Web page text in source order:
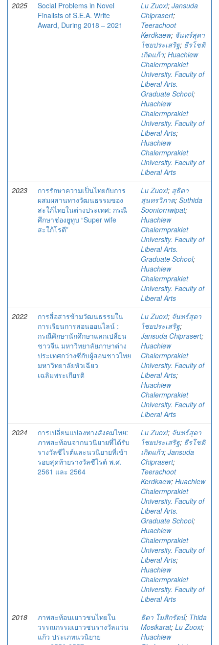
2025
Social Problems in Novel
Finalists of S.E.A. Write
Award, During 2018 – 2021
Lu Zuoxi; Jansuda
Chiprasert;
Teerachoot
Kerdkaew; จันทร์สุดา
ไชยประเสริฐ; ธีรโชติ
เกิดแก้ว; Huachiew
Chalermprakiet
University. Faculty of
Liberal Arts.
Graduate School;
Huachiew
Chalermprakiet
University. Faculty of
Liberal Arts;
Huachiew
Chalermprakiet
University. Faculty of
Liberal Arts
2023
การรักษาความเป็นไทยกับการ
ผสมผสานทางวัฒนธรรมของ
สะใภ้ไทยในต่างประเทศ: กรณี
ศึกษาช่องยูทูบ “Super wife
สะใภ้โรตี”
Lu Zuoxi; สุธิดา
สุนทรวิภาต; Suthida
Soontornwipat;
Huachiew
Chalermprakiet
University. Faculty of
Liberal Arts.
Graduate School;
Huachiew
Chalermprakiet
University. Faculty of
Liberal Arts
2022
การสื่อสารข้ามวัฒนธรรมใน
การเรียนการสอนออนไลน์ :
กรณีศึกษานักศึกษาแลกเปลี่ยน
ชาวจีน มหาวิทยาลัยภาษาต่าง
ประเทศกว่างซีกับผู้สอนชาวไทย
มหาวิทยาลัยหัวเฉียว
เฉลิมพระเกียรติ
Lu Zuoxi; จันทร์สุดา
ไชยประเสริฐ;
Jansuda Chiprasert;
Huachiew
Chalermprakiet
University. Faculty of
Liberal Arts;
Huachiew
Chalermprakiet
University. Faculty of
Liberal Arts
2024
การเปลี่ยนแปลงทางสังคมไทย:
ภาพสะท้อนจากนวนิยายที่ได้รับ
รางวัลซีไรต์และนวนิยายที่เข้า
รอบสุดท้ายรางวัลซีไรต์ พ.ศ.
2561 และ 2564
Lu Zuoxi; จันทร์สุดา
ไชยประเสริฐ; ธีรโชติ
เกิดแก้ว; Jansuda
Chiprasert;
Teerachoot
Kerdkaew; Huachiew
Chalermprakiet
University. Faculty of
Liberal Arts.
Graduate School;
Huachiew
Chalermprakiet
University. Faculty of
Liberal Arts;
Huachiew
Chalermprakiet
University. Faculty of
Liberal Arts
2018
ภาพสะท้อนเยาวชนไทยใน
วรรณกรรมเยาวชนรางวัลแว่น
แก้ว ประเภทนวนิยาย
ธิดา โมสิกรัตน์; Thida
Mosikarat; Lu Zuoxi;
Huachiew